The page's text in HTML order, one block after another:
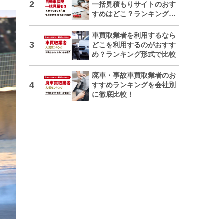
一括見積もりサイトのおす
すめはどこ？ランキングで
車買取業者を利用するなら
どこを利用するのがおすす
め？ランキング形式で比較
廃車・事故車買取業者のお
すすめランキングを会社別
に徹底比較！